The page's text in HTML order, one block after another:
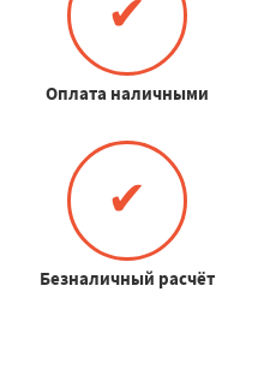
✔
Оплата наличными
✔
Безналичный расчёт